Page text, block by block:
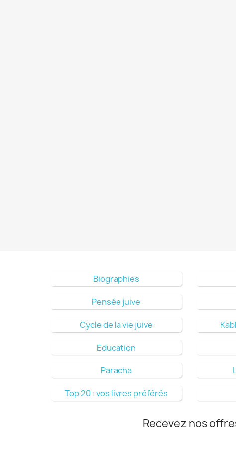
Biographies
Pensée juive
Cycle de la vie juive
Education
Paracha
Top 20 : vos livres préférés
Recevez nos